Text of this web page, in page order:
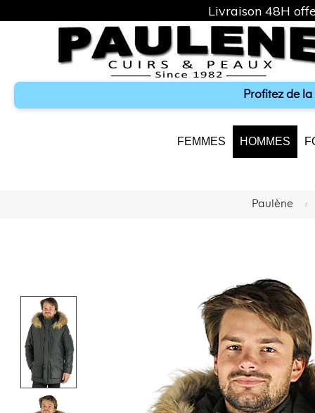
Profitez de
FEMMES HOMMES
Paulène
Livraison 48H